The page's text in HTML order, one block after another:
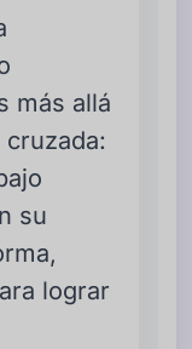
más allá
su
lograr